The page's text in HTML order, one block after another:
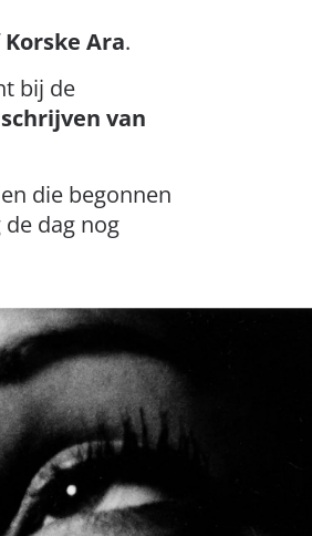
Korske Ara.
bij de
van
die begonnen
dag nog